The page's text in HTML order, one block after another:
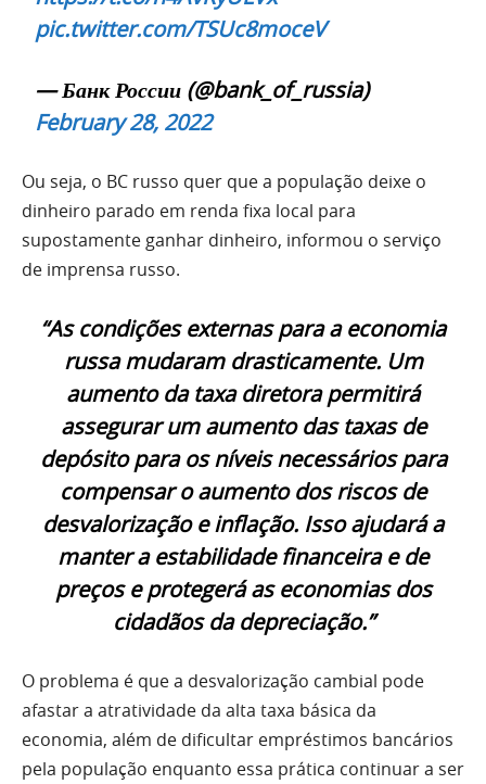
pic.twitter.com/TSUc8moceV
— Банк России (@bank_of_russia)
February 28, 2022
Ou seja, o BC russo quer que a população deixe o
dinheiro parado em renda fixa local para
supostamente ganhar dinheiro, informou o serviço
de imprensa russo.
“As condições externas para a economia
russa mudaram drasticamente. Um
aumento da taxa diretora permitirá
assegurar um aumento das taxas de
depósito para os níveis necessários para
compensar o aumento dos riscos de
desvalorização e inflação. Isso ajudará a
manter a estabilidade financeira e de
preços e protegerá as economias dos
cidadãos da depreciação.”
O problema é que a desvalorização cambial pode
afastar a atratividade da alta taxa básica da
economia, além de dificultar empréstimos bancários
pela população enquanto essa prática continuar a ser